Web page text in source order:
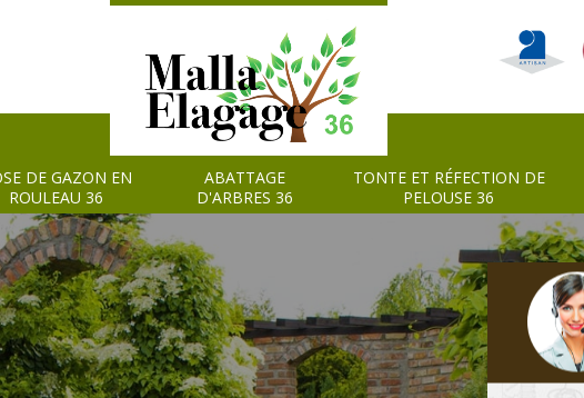
DE GAZON EN
ROULEAU 36
ABATTAGE
D'ARBRES 36
TONTE ET RÉFECTION DE
PELOUSE 36